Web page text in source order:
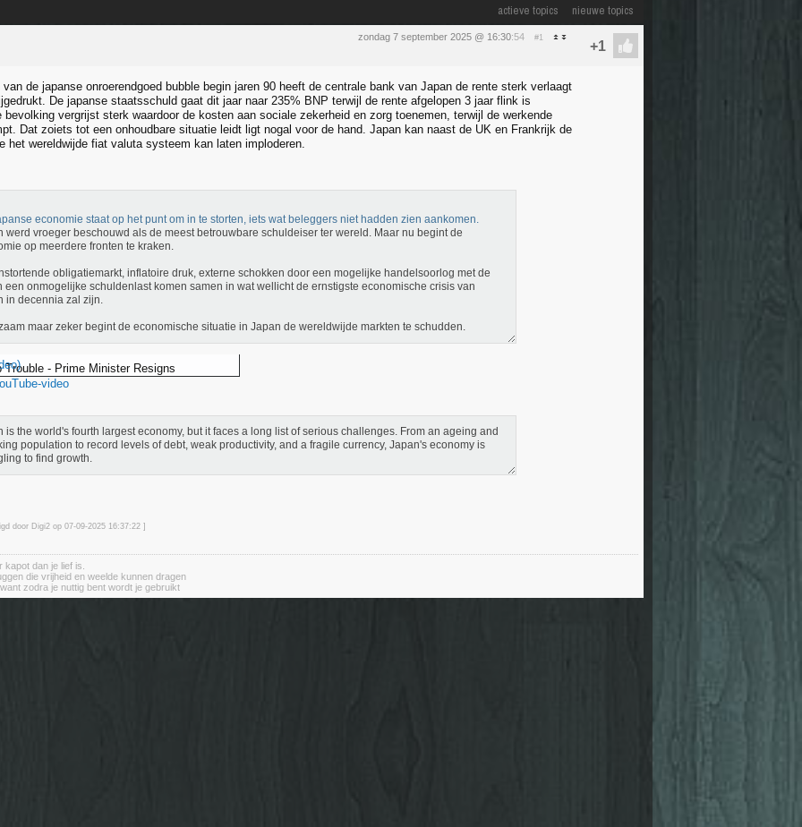
actieve topics nieuwe topics
zondag 7 september 2025 @ 16:30:54 #1
van de japanse onroerendgoed bubble begin jaren 90 heeft de centrale bank van Japan de rente sterk verlaagt
De japanse staatsschuld gaat dit jaar naar 235% BNP terwijl de rente afgelopen 3 jaar flink is
bevolking vergrijst sterk waardoor de kosten aan sociale zekerheid en zorg toenemen, terwijl de werkende
Dat zoiets tot een onhoudbare situatie leidt ligt nogal voor de hand. Japan kan naast de UK en Frankrijk de
het wereldwijde fiat valuta systeem kan laten imploderen.
economie staat op het punt om in te storten, iets wat beleggers niet hadden zien aankomen.
werd vroeger beschouwd als de meest betrouwbare schuldeiser ter wereld. Maar nu begint de
op meerdere fronten te kraken.
obligatiemarkt, inflatoire druk, externe schokken door een mogelijke handelsoorlog met de
een onmogelijke schuldenlast komen samen in wat wellicht de ernstigste economische crisis van
in decennia zal zijn.
maar zeker begint de economische situatie in Japan de wereldwijde markten te schudden.
Trouble - Prime Minister Resigns
video
is the world's fourth largest economy, but it faces a long list of serious challenges. From an ageing and
population to record levels of debt, weak productivity, and a fragile currency, Japan's economy is
to find growth.
door Digi2 op 07-09-2025 16:37:22 ]
dan je lief is.
die vrijheid en weelde kunnen dragen
zodra je nuttig bent wordt je gebruikt